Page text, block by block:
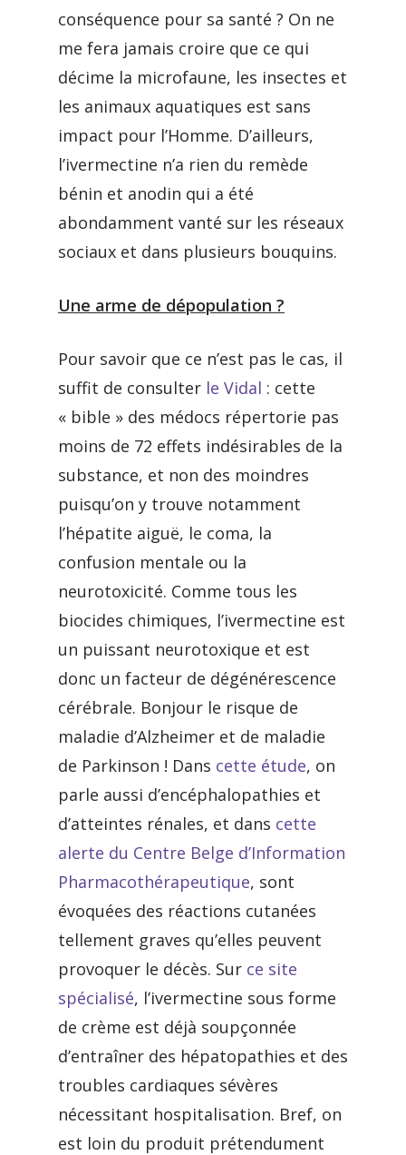
conséquence pour sa santé ? On ne
me fera jamais croire que ce qui
décime la microfaune, les insectes et
les animaux aquatiques est sans
impact pour l’Homme. D’ailleurs,
l’ivermectine n’a rien du remède
bénin et anodin qui a été
abondamment vanté sur les réseaux
sociaux et dans plusieurs bouquins.
Une arme de dépopulation ?
Pour savoir que ce n’est pas le cas, il
suffit de consulter le Vidal : cette
« bible » des médocs répertorie pas
moins de 72 effets indésirables de la
substance, et non des moindres
puisqu’on y trouve notamment
l’hépatite aiguë, le coma, la
confusion mentale ou la
neurotoxicité. Comme tous les
biocides chimiques, l’ivermectine est
un puissant neurotoxique et est
donc un facteur de dégénérescence
cérébrale. Bonjour le risque de
maladie d’Alzheimer et de maladie
de Parkinson ! Dans cette étude, on
parle aussi d’encéphalopathies et
d’atteintes rénales, et dans cette
alerte du Centre Belge d’Information
Pharmacothérapeutique, sont
évoquées des réactions cutanées
tellement graves qu’elles peuvent
provoquer le décès. Sur ce site
spécialisé, l’ivermectine sous forme
de crème est déjà soupçonnée
d’entraîner des hépatopathies et des
troubles cardiaques sévères
nécessitant hospitalisation. Bref, on
est loin du produit prétendument